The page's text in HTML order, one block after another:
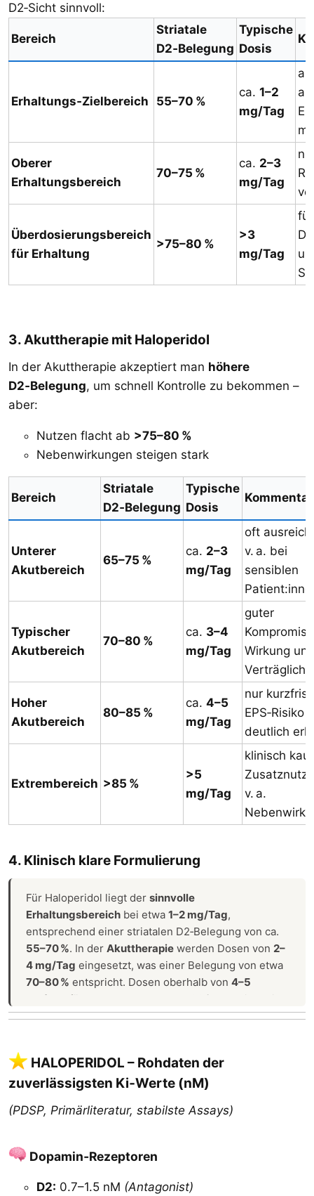
D2‑Sicht sinnvoll:
Bereich
Striatale
D2‑Belegung
Typische
Dosis
Erhaltungs‑Zielbereich 55–70 %
ca. 1–2
mg/Tag
Oberer
Erhaltungsbereich
70–75 %
ca. 2–3
mg/Tag
Überdosierungsbereich
für Erhaltung
>75–80 %
>3
mg/Tag
für
3. Akuttherapie mit Haloperidol​
In der Akuttherapie akzeptiert man höhere
D2‑Belegung, um schnell Kontrolle zu bekommen –
aber:
Nutzen flacht ab >75–80 %
Nebenwirkungen steigen stark
Bereich
Striatale
D2‑Belegung
Typische
Dosis
Kommentar
Unterer
Akutbereich
65–75 %
ca. 2–3
mg/Tag
oft
v. a. bei
sensiblen
Typischer
Akutbereich
70–80 %
ca. 3–4
mg/Tag
guter
Wirkung
Hoher
Akutbereich
80–85 %
ca. 4–5
mg/Tag
nur
EPS‑Risiko
deutlich
Extrembereich >85 %
>5
mg/Tag
klinisch
v. a.
4. Klinisch klare Formulierung​
Für Haloperidol liegt der sinnvolle
Erhaltungsbereich bei etwa 1–2 mg/Tag,
entsprechend einer striatalen D2‑Belegung von ca.
55–70 %. In der Akuttherapie werden Dosen von 2–
4 mg/Tag eingesetzt, was einer Belegung von etwa
70–80 % entspricht. Dosen oberhalb von 4–5
mg/Tag
führen zu Belegungen >80 %
einem deutlich erhöhten Risiko für EPS und
nachweisbar wäre.
HALOPERIDOL – Rohdaten der
zuverlässigsten Ki‑Werte (nM)​
(PDSP, Primärliteratur, stabilste Assays)
Dopamin‑Rezeptoren​
D2: 0.7–1.5 nM (Antagonist)